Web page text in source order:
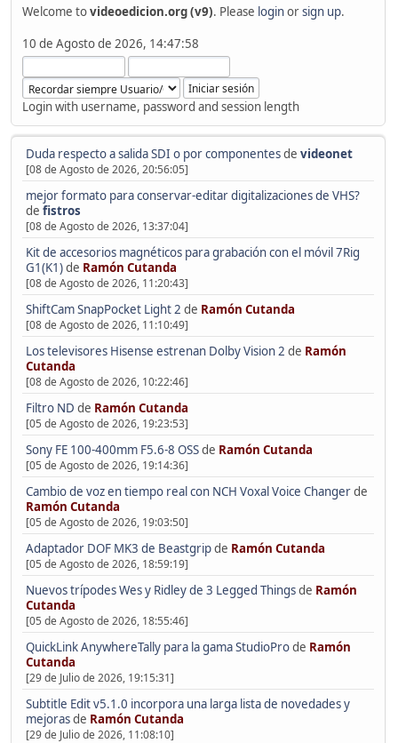
Welcome tovideoedicion.org (v9). Please loginorsign up.
10 de Agosto de 2026, 14:47:58
Login with username, password and session length
Duda respecto a salida SDI o por componentesde videonet
[08 de Agosto de 2026, 20:56:05]
mejor formato para conservar-editar digitalizaciones de VHS?
de fistros
[08 de Agosto de 2026, 13:37:04]
Kit de accesorios magnéticos para grabación con el móvil 7Rig
G1(K1)de Ramón Cutanda
[08 de Agosto de 2026, 11:20:43]
ShiftCam SnapPocket Light 2 de Ramón Cutanda
[08 de Agosto de 2026, 11:10:49]
Los televisores Hisense estrenan Dolby Vision 2 de Ramón
Cutanda
[08 de Agosto de 2026, 10:22:46]
Filtro ND de Ramón Cutanda
[05 de Agosto de 2026, 19:23:53]
Sony FE 100-400mm F5.6-8 OSSde Ramón Cutanda
[05 de Agosto de 2026, 19:14:36]
Cambio de voz en tiempo real con NCH Voxal Voice Changerde
Ramón Cutanda
[05 de Agosto de 2026, 19:03:50]
Adaptador DOF MK3 de Beastgripde Ramón Cutanda
[05 de Agosto de 2026, 18:59:19]
Nuevos trípodes Wes y Ridley de 3 Legged Thingsde Ramón
Cutanda
[05 de Agosto de 2026, 18:55:46]
QuickLink AnywhereTally para la gama StudioProde Ramón
Cutanda
[29 de Julio de 2026, 19:15:31]
Subtitle Edit v5.1.0 incorpora una larga lista de novedades y
mejorasde Ramón Cutanda
[29 de Julio de 2026, 11:08:10]